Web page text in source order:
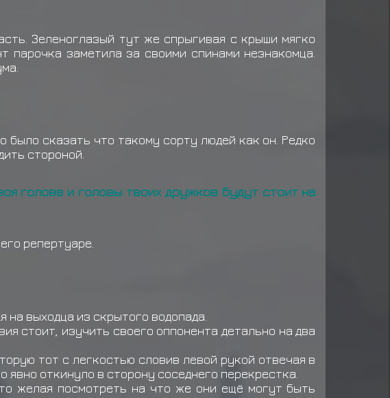
получил награду за миссию ранга D
Зеленоглазый тут же спрыгивая с крыши мягко
парочка заметила за своими спинами незнакомца.
сказать что такому сорту людей как он. Редко
стороной.
голова и головы твоих дружков будут стоит на
репертуаре.
выходца из скрытого водопада.
стоит, изучить своего оппонента детально на два
тот с легкостью словив левой рукой отвечая в
откинуло в сторону соседнего перекрестка.
желая посмотреть на что же они ещё могут быть